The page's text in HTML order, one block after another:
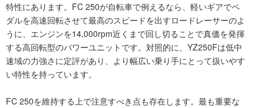
特性にあります。FC 250が自転車で例えるなら、軽いギアでペ
ダルを高速回転させて最高のスピードを出すロードレーサーのよ
うに、エンジンを14,000rpm近くまで回し切ることで真価を発揮
する高回転型のパワーユニットです。対照的に、YZ250Fは低中
速域の力強さに定評があり、より幅広い乗り手にとって扱いやす
い特性を持っています。
FC 250を維持する上で注意すべき点も存在します。最も重要な